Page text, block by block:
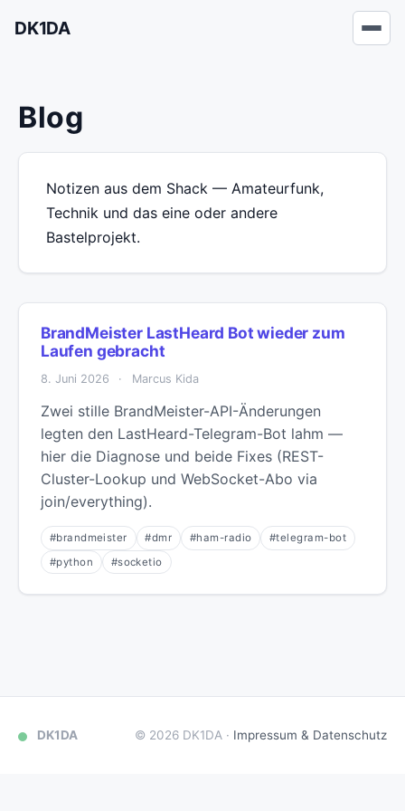
DK1DA
Blog
Notizen aus dem Shack — Amateurfunk,
Technik und das eine oder andere
Bastelprojekt.
BrandMeister LastHeard Bot wieder zum
Laufen gebracht
8. Juni 2026 · Marcus Kida
Zwei stille BrandMeister-API-Änderungen
legten den LastHeard-Telegram-Bot lahm —
hier die Diagnose und beide Fixes (REST-
Cluster-Lookup und WebSocket-Abo via
join/everything).
#brandmeister #dmr #ham-radio
#telegram-bot
#python
#socketio
DK1DA © 2026 DK1DA · Impressum & Datenschutz